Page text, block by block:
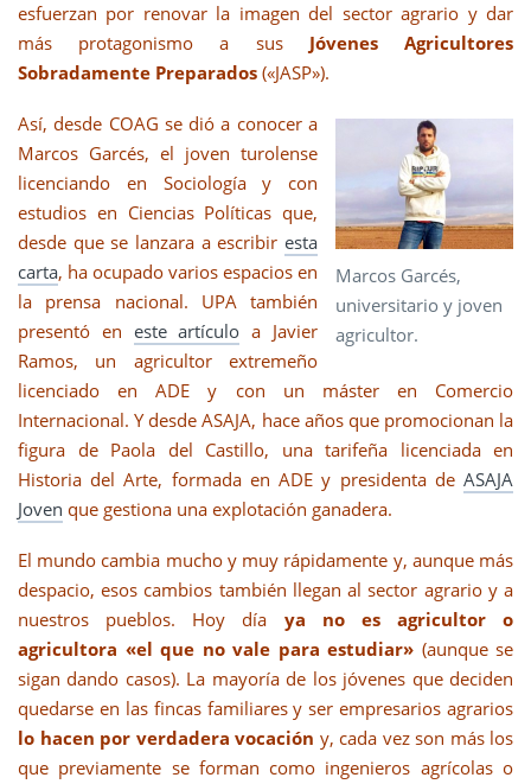
esfuerzan por renovar la imagen del sector agrario y dar
más protagonismo a susJóvenes Agricultores
Sobradamente Preparados («JASP»).
Marcos Garcés,
universitario y joven
agricultor.
Así, desde COAG se dió a conocer a
Marcos Garcés, el joven turolense
licenciando en Sociología y con
estudios en Ciencias Políticas que,
desde que se lanzara a escribir esta
carta, ha ocupado varios espacios en
la prensa nacional. UPA también
presentó en este artículo a Javier
Ramos, un agricultor extremeño
licenciado en ADE y con un máster en Comercio
Internacional. Y desde ASAJA, hace años que promocionan la
figura de Paola del Castillo, una tarifeña licenciada en
Historia del Arte, formada en ADE y presidenta de ASAJA
Joven que gestiona una explotación ganadera.
El mundo cambia mucho y muy rápidamente y, aunque más
despacio, esos cambios también llegan al sector agrario y a
nuestros pueblos. Hoy día ya no es agricultor o
agricultora «el que no vale para estudiar» (aunque se
sigan dando casos). La mayoría de los jóvenes que deciden
quedarse en las fincas familiares y ser empresarios agrarios
lo hacen por verdadera vocación y, cada vez son más los
que previamente se forman como ingenieros agrícolas o